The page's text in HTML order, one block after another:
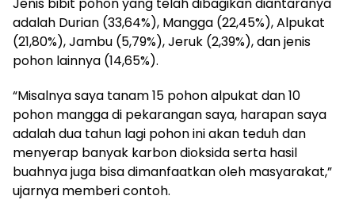
adalah Durian (33,64%), Mangga (22,45%), Alpukat
(21,80%), Jambu (5,79%), Jeruk (2,39%), dan jenis
pohon lainnya (14,65%).
“Misalnya saya tanam 15 pohon alpukat dan 10
pohon mangga di pekarangan saya, harapan saya
adalah dua tahun lagi pohon ini akan teduh dan
menyerap banyak karbon dioksida serta hasil
buahnya juga bisa dimanfaatkan oleh masyarakat,”
ujarnya memberi contoh.